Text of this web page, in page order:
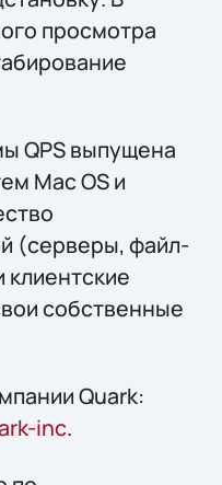
просмотра
QPS выпущена
Mac OS и
(серверы, файл-
собственные
Quark:
inc.